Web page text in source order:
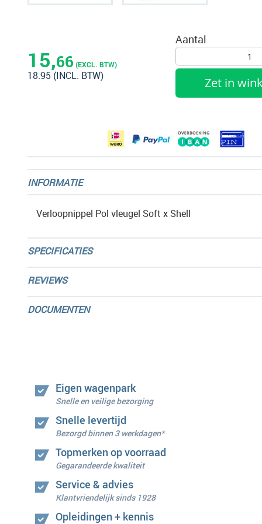
15,66 (EXCL. BTW)
18.95 (INCL. BTW)
Aantal
Zet in
het
begin
van
INFORMATIE
Verloopnippel Pol vleugel Soft x Shell
SPECIFICATIES
REVIEWS
DOCUMENTEN
Eigen wagenpark
Snelle en veilige bezorging
Snelle levertijd
Bezorgd binnen 3 werkdagen*
Topmerken op voorraad
Gegarandeerde kwaliteit
Service & advies
Klantvriendelijk sinds 1928
Opleidingen + kennis